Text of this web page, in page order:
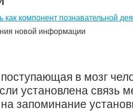
как компонент познавательной
новой информации
в мозг
установлена связь
запоминание